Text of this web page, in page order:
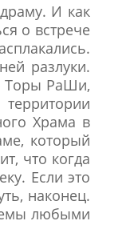
И как
о встрече
разлуки.
Торы РаШи,
Храма в
который
что когда
Если это
наконец.
любыми